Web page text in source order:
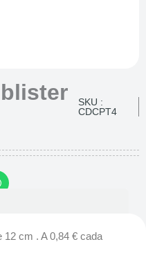
SKU :
CDCPT4
12 cm . A 0,84 € cada